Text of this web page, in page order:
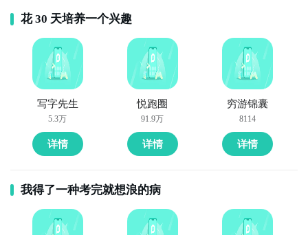
花 30 天培养一个兴趣
写字先生
5.3万
详情
悦跑圈
91.9万
详情
穷游锦囊
8114
详情
我得了一种考完就想浪的病